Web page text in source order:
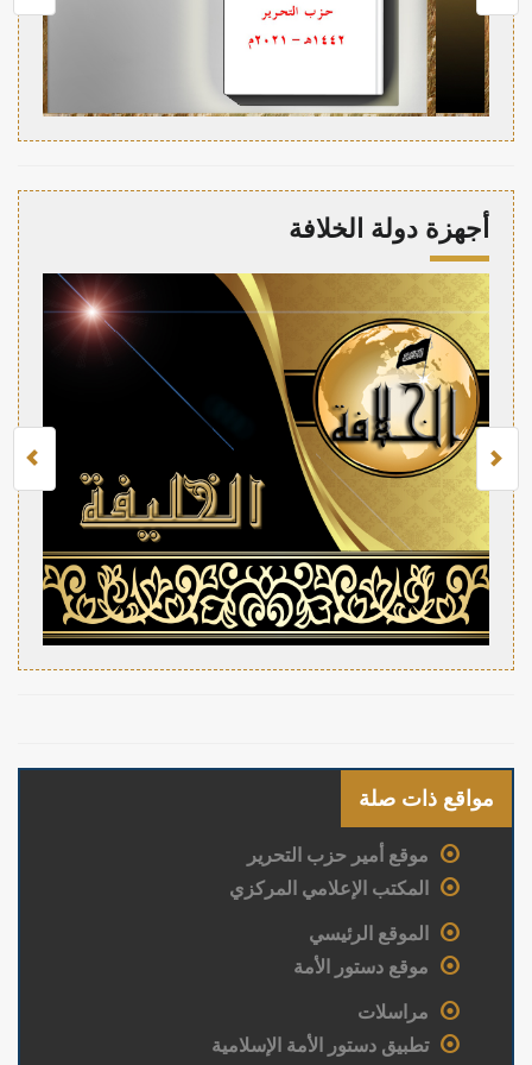
أجهزة دولة الخلافة
مواقع ذات صلة
موقع أمير حزب التحرير
المكتب الإعلامي المركزي
الموقع الرئيسي
موقع دستور الأمة
مراسلات
تطبيق دستور الأمة الإسلامية